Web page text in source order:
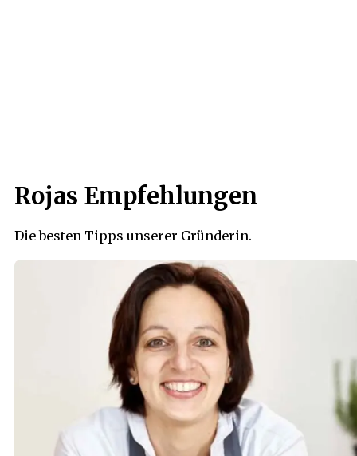
Rojas Empfehlungen
Die besten Tipps unserer Gründerin.